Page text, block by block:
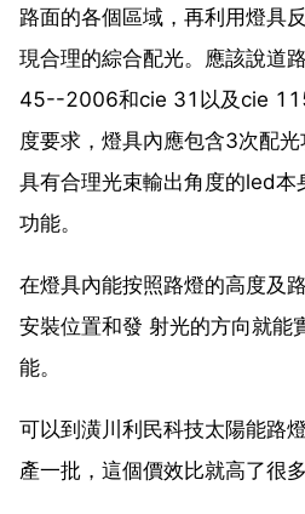
路面的各個區域，再利用燈具
現合理的綜合配光。應該說道
45--2006和cie 31以及cie
度要求，燈具內應包含3次配
具有合理光束輸出角度的led本
功能。
在燈具內能按照路燈的高度及
安裝位置和發 射光的方向就能
能。
可以到潢川利民科技太陽能路
產一批，這個價效比就高了很多